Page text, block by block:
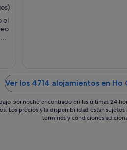
el
Ver los 4714 alojamientos en Ho
por noche encontrado en las últimas 24
Los precios y la disponibilidad están
términos y condiciones